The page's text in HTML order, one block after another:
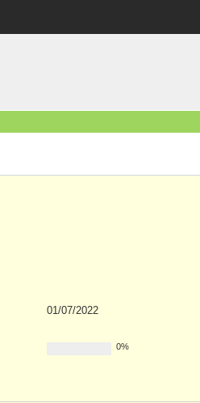
01/07/2022
0%